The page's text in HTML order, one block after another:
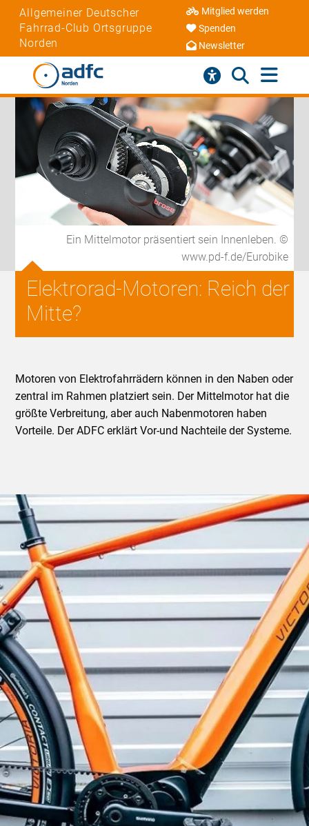
Allgemeiner Deutscher
Fahrrad-Club Ortsgruppe
Norden
Mitglied werden
Spenden
Newsletter
Ein Mittelmotor präsentiert sein Innenleben. ©
www.pd-f.de/Eurobike
Elektrorad-Motoren: Reich der
Mitte?
Motoren von Elektrofahrrädern können in den Naben oder
zentral im Rahmen platziert sein. Der Mittelmotor hat die
größte Verbreitung, aber auch Nabenmotoren haben
Vorteile. Der ADFC erklärt Vor-und Nachteile der Systeme.